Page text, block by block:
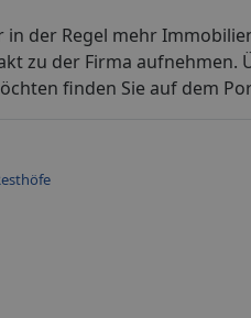
der Regel mehr
zu der Firma aufnehmen.
finden Sie auf dem